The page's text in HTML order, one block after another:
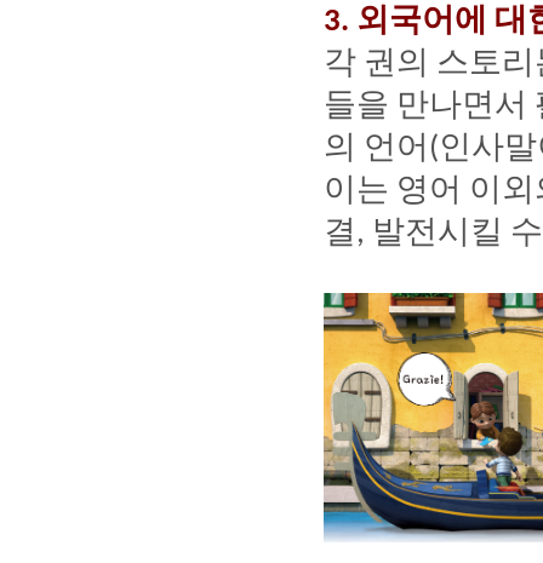
3. 외국어에 대
각 권의 스토리
들을 만나면서
의 언어 (인사
이는 영어 이외
결 , 발전시킬 수